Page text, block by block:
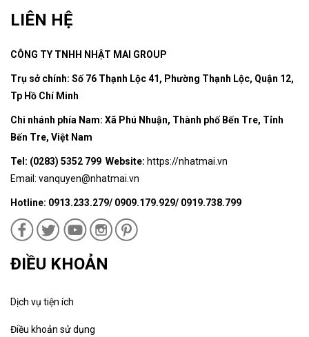
LIÊN HỆ
CÔNG TY TNHH NHẬT MAI GROUP
Trụ sở chính: Số 76 Thạnh Lộc 41, Phường Thạnh Lộc, Quận 12,
Tp Hồ Chí Minh
Chi nhánh phía Nam: Xã Phú Nhuận, Thành phố Bến Tre, Tỉnh
Bến Tre, Việt Nam
Tel: (0283) 5352 799 Website: https://nhatmai.vn
Email: vanquyen@nhatmai.vn
Hotline: 0913.233.279/ 0909.179.929/ 0919.738.799
ĐIỀU KHOẢN
Dịch vụ tiện ích
Điều khoản sử dụng